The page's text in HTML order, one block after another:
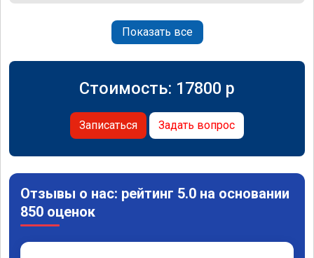
Показать все
Стоимость: 17800 p
Записаться Задать вопрос
Отзывы о нас: рейтинг 5.0 на основании
850 оценок